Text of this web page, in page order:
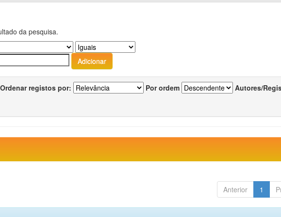
da pesquisa.
Ordenar registos por: Por ordem Autores/
Anterior 1